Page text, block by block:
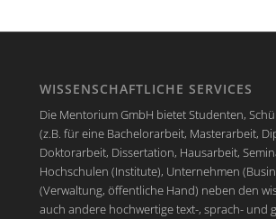
WISSENSCHAFTLICHE SERVICES
Die Mentorium GmbH bietet Studenten,
(z.B. für eine Bachelorarbeit, Masterarbeit,
Doktorarbeit, Dissertation, Hausarbeit,
Hochschulen (Institute), Unternehmen
(Verwaltung, öffentliche Hand) neben den
auch andere hochwertige text-, sprach- und